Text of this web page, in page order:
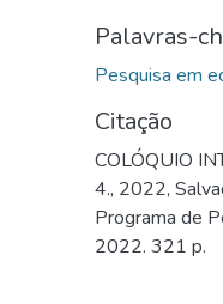
Tecnologias
promover
atividades
orais de
resumos
compõem
Educação, que
Palavras-
Pesquisa em
Citação
COLÓQUIO
4., 2022,
Programa de
2022. 321 p.